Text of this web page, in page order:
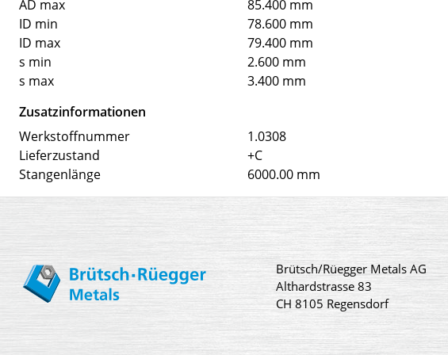
AD max
85.400 mm
ID min
78.600 mm
ID max
79.400 mm
s min
2.600 mm
s max
3.400 mm
Zusatzinformationen
Werkstoffnummer
1.0308
Lieferzustand
+C
Stangenlänge
6000.00 mm
Brütsch/Rüegger Metals AG
Althardstrasse 83
CH 8105 Regensdorf